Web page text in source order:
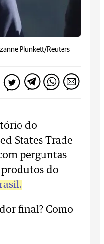
Plunkett/Reuters
do
States Trade
perguntas
produtos do
final? Como